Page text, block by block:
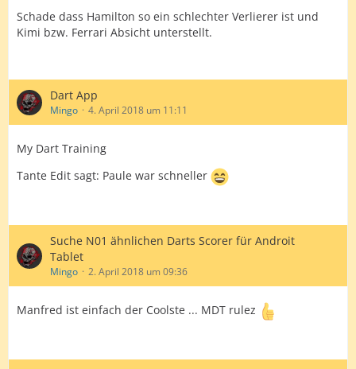
Schade dass Hamilton so ein schlechter Verlierer ist und
Kimi bzw. Ferrari Absicht unterstellt.
Dart App
Mingo 4. April 2018 um 11:11
My Dart Training
Tante Edit sagt: Paule war schneller
Suche N01 ähnlichen Darts Scorer für Androit
Tablet
Mingo 2. April 2018 um 09:36
Manfred ist einfach der Coolste ... MDT rulez